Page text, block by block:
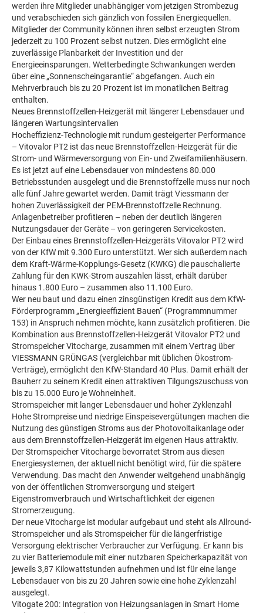
werden ihre Mitglieder unabhängiger vom jetzigen Strombezug
und verabschieden sich gänzlich von fossilen Energiequellen.
Mitglieder der Community können ihren selbst erzeugten Strom
jederzeit zu 100 Prozent selbst nutzen. Dies ermöglicht eine
zuverlässige Planbarkeit der Investition und der
Energieeinsparungen. Wetterbedingte Schwankungen werden
über eine „Sonnenscheingarantie“ abgefangen. Auch ein
Mehrverbrauch bis zu 20 Prozent ist im monatlichen Beitrag
enthalten.
Neues Brennstoffzellen-Heizgerät mit längerer Lebensdauer und
längeren Wartungsintervallen
Hocheffizienz-Technologie mit rundum gesteigerter Performance
– Vitovalor PT2 ist das neue Brennstoffzellen-Heizgerät für die
Strom- und Wärmeversorgung von Ein- und Zweifamilienhäusern.
Es ist jetzt auf eine Lebensdauer von mindestens 80.000
Betriebsstunden ausgelegt und die Brennstoffzelle muss nur noch
alle fünf Jahre gewartet werden. Damit trägt Viessmann der
hohen Zuverlässigkeit der PEM-Brennstoffzelle Rechnung.
Anlagenbetreiber profitieren – neben der deutlich längeren
Nutzungsdauer der Geräte – von geringeren Servicekosten.
Der Einbau eines Brennstoffzellen-Heizgeräts Vitovalor PT2 wird
von der KfW mit 9.300 Euro unterstützt. Wer sich außerdem nach
dem Kraft-Wärme-Kopplungs-Gesetz (KWKG) die pauschalierte
Zahlung für den KWK-Strom auszahlen lässt, erhält darüber
hinaus 1.800 Euro – zusammen also 11.100 Euro.
Wer neu baut und dazu einen zinsgünstigen Kredit aus dem KfW-
Förderprogramm „Energieeffizient Bauen“ (Programmnummer
153) in Anspruch nehmen möchte, kann zusätzlich profitieren. Die
Kombination aus Brennstoffzellen-Heizgerät Vitovalor PT2 und
Stromspeicher Vitocharge, zusammen mit einem Vertrag über
VIESSMANN GRÜNGAS (vergleichbar mit üblichen Ökostrom-
Verträge), ermöglicht den KfW-Standard 40 Plus. Damit erhält der
Bauherr zu seinem Kredit einen attraktiven Tilgungszuschuss von
bis zu 15.000 Euro je Wohneinheit.
Stromspeicher mit langer Lebensdauer und hoher Zyklenzahl
Hohe Strompreise und niedrige Einspeisevergütungen machen die
Nutzung des günstigen Stroms aus der Photovoltaikanlage oder
aus dem Brennstoffzellen-Heizgerät im eigenen Haus attraktiv.
Der Stromspeicher Vitocharge bevorratet Strom aus diesen
Energiesystemen, der aktuell nicht benötigt wird, für die spätere
Verwendung. Das macht den Anwender weitgehend unabhängig
von der öffentlichen Stromversorgung und steigert
Eigenstromverbrauch und Wirtschaftlichkeit der eigenen
Stromerzeugung.
Der neue Vitocharge ist modular aufgebaut und steht als Allround-
Stromspeicher und als Stromspeicher für die längerfristige
Versorgung elektrischer Verbraucher zur Verfügung. Er kann bis
zu vier Batteriemodule mit einer nutzbaren Speicherkapazität von
jeweils 3,87 Kilowattstunden aufnehmen und ist für eine lange
Lebensdauer von bis zu 20 Jahren sowie eine hohe Zyklenzahl
ausgelegt.
Vitogate 200: Integration von Heizungsanlagen in Smart Home